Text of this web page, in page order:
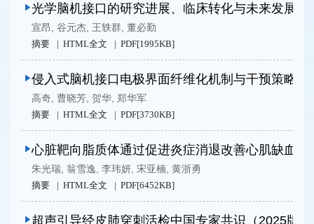
光学脑机接口的研究进展、临床转化与未来发展
宣昂 谷元杰 王轶群 董必勤
摘要 HTML全文 PDF[1995KB]
侵入式脑机接口电极界面纤维化机制与干预策略进
高奇 曹晓芳 贺华 郑华军
摘要 HTML全文 PDF[3730KB]
心脏靶向脂质体通过促进炎症消退改善心肌缺血再
朱光瑞 翁雪逸 李玮妍 宋亚楠 黄浙勇
摘要 HTML全文 PDF[6452KB]
超声引导经皮肺穿刺活检中国专家共识（2025版）